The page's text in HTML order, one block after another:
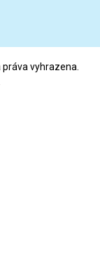
práva vyhrazena.